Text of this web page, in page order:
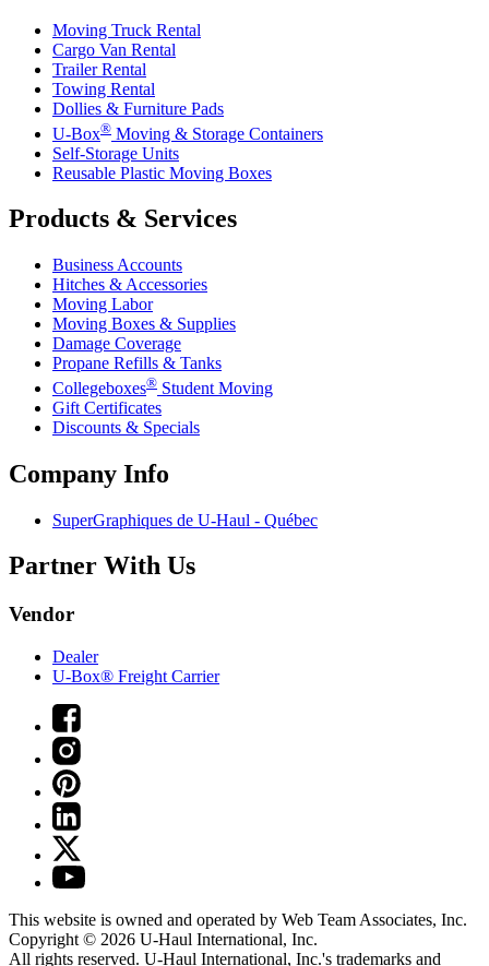
Moving Truck Rental
Cargo Van Rental
Trailer Rental
Towing Rental
Dollies & Furniture Pads
U-Box® Moving & Storage Containers
Self-Storage Units
Reusable Plastic Moving Boxes
Products & Services
Business Accounts
Hitches & Accessories
Moving Labor
Moving Boxes & Supplies
Damage Coverage
Propane Refills & Tanks
Collegeboxes® Student Moving
Gift Certificates
Discounts & Specials
Company Info
SuperGraphiques de U-Haul - Québec
Partner With Us
Vendor
Dealer
U-Box® Freight Carrier
This website is owned and operated by Web Team Associates, Inc.
Copyright © 2026 U-Haul International, Inc.
All rights reserved. U-Haul International, Inc.'s trademarks and